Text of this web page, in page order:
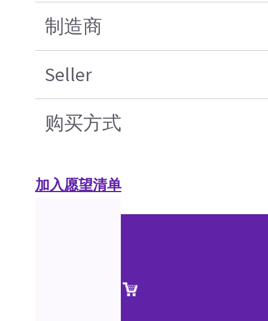
制造商
Seller
购买方式
加入愿望清单